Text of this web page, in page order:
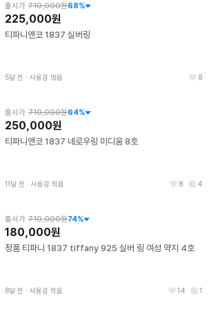
출시가 710,000원68%
225,000원
티파니앤코 1837 실버링
5달 전 ∙ 사용감 많음 8
출시가 710,000원64%
250,000원
티파니앤코 1837 네로우링 미디움 8호
11달 전 ∙ 사용감 적음 8 4
출시가 710,000원74%
180,000원
정품 티파니 1837 tiffany 925 실버 링 여성 약지 4호
8달 전 ∙ 사용감 적음 14 1